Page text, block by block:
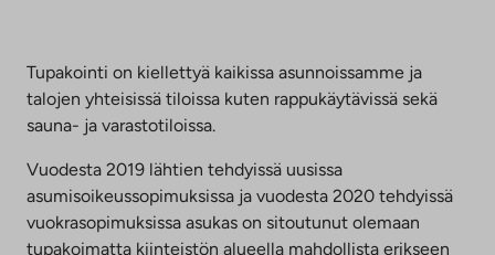
Tupakointi on kiellettyä kaikissa asunnoissamme ja
talojen yhteisissä tiloissa kuten rappukäytävissä sekä
sauna- ja varastotiloissa.
Vuodesta 2019 lähtien tehdyissä uusissa
asumisoikeussopimuksissa ja vuodesta 2020 tehdyissä
vuokrasopimuksissa asukas on sitoutunut olemaan
tupakoimatta kiinteistön alueella mahdollista erikseen